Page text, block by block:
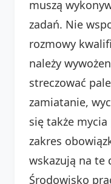
muszą
zadań. Nie
rozmowy
należy
streczować
zamiatanie,
się także mycia
zakres
wskazują na te
Środowisko